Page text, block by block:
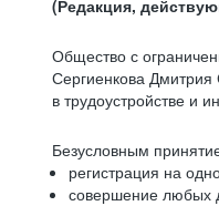
(Редакция,
Общество с
Сергиенкова
в трудоустройстве и
Безусловным
регистрация на
совершение любых